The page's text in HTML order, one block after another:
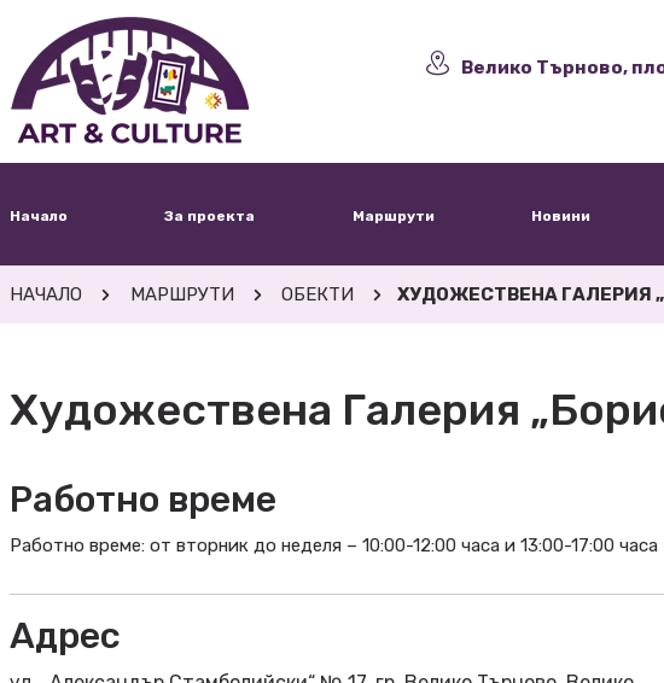
Велико Търново,
Начало За проекта Маршрути Новини
НАЧАЛО МАРШРУТИ ОБЕКТИ ХУДОЖЕСТВЕНА ГАЛЕРИЯ
Художествена Галерия
Работно време
Работно време: от вторник до неделя – 10:00-12:00 часа и 13:00-17:00 часа
Адрес